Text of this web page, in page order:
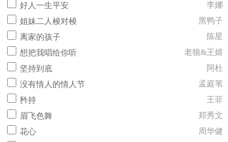
好人一生平安
李娜
姐妹二人梭对梭
黑鸭子
离家的孩子
陈星
想把我唱给你听
老狼&王婧
坚持到底
阿杜
没有情人的情人节
孟庭苇
矜持
王菲
眉飞色舞
郑秀文
花心
周华健